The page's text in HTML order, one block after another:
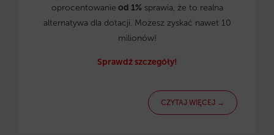
oprocentowanie od 1%sprawia, że to realna
alternatywa dla dotacji. Możesz zyskać nawet 10
milionów!
Sprawdź szczegóły!
CZYTAJ WIĘCEJ →